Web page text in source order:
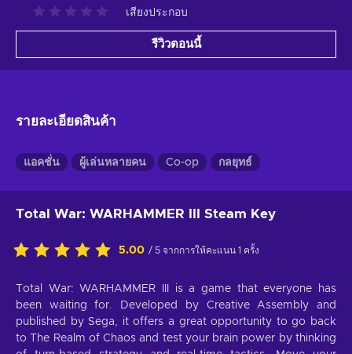
เสียงประกอบ
รีวิวตอนนี้
รายละเอียดสินค้า
แอคชั่น ผู้เล่นหลายคน Co-op กลยุทธ์
Total War: WARHAMMER III Steam Key
5.00 / 5 จากการให้คะแนน 1 ครั้ง
Total War: WARHAMMER III is a game that everyone has
been waiting for. Developed by Creative Assembly and
published by Sega, it offers a great opportunity to go back
to The Realm of Chaos and test your brain power by thinking